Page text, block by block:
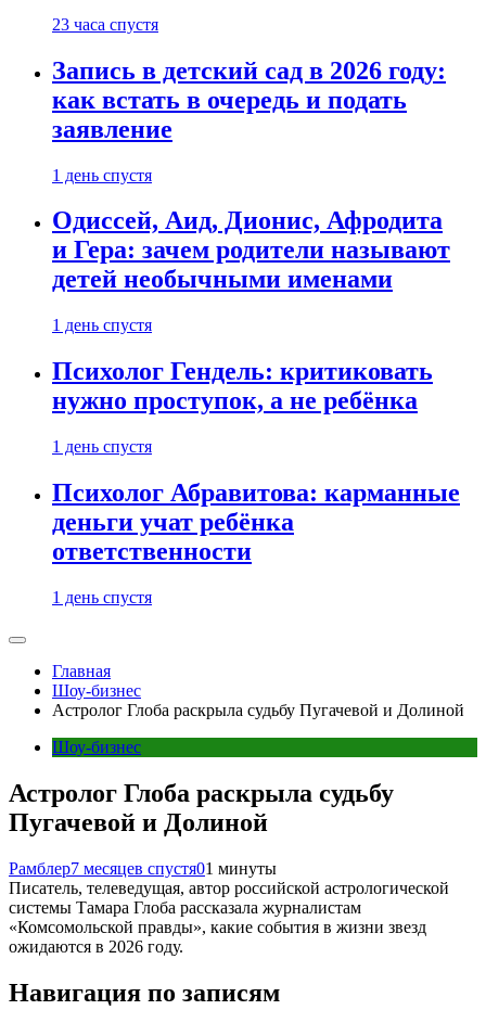
23 часа спустя
Запись в детский сад в 2026 году:
как встать в очередь и подать
заявление
1 день спустя
Одиссей, Аид, Дионис, Афродита
и Гера: зачем родители называют
детей необычными именами
1 день спустя
Психолог Гендель: критиковать
нужно проступок, а не ребёнка
1 день спустя
Психолог Абравитова: карманные
деньги учат ребёнка
ответственности
1 день спустя
Главная
Шоу-бизнес
Астролог Глоба раскрыла судьбу Пугачевой и Долиной
Шоу-бизнес
Астролог Глоба раскрыла судьбу
Пугачевой и Долиной
Рамблер7 месяцев спустя01 минуты
Писатель, телеведущая, автор российской астрологической
системы Тамара Глоба рассказала журналистам
«Комсомольской правды», какие события в жизни звезд
ожидаются в 2026 году.
Навигация по записям